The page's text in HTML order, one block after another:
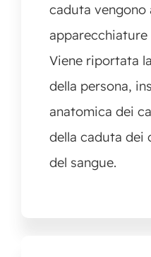
caduta vengono
Viene riportata
della persona,
anatomica dei
della caduta dei
del sangue.